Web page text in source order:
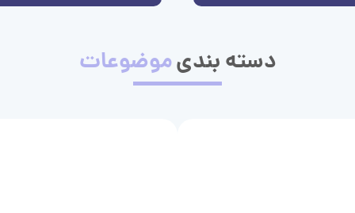
دسته بندیموضوعات